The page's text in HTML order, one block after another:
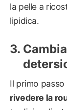
la pelle a
lipidica.
Il primo
rivedere la